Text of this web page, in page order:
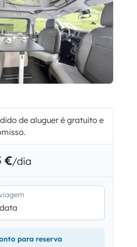
de aluguer é gratuito e
€/dia
para reserva